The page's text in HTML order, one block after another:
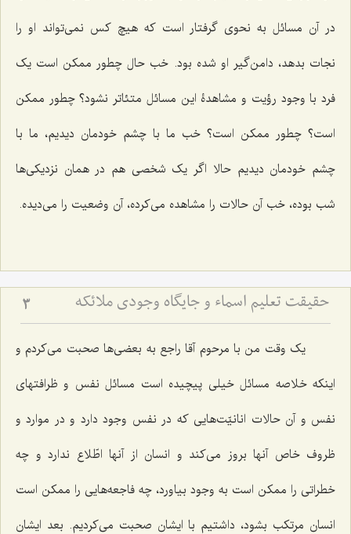
در آن مسائل به نحوی گرفتار است که هیچ کس نمی‌تواند او را
نجات بدهد، دامن‌گیر او شده بود. خب حال چطور ممکن است یک
فرد با وجود رؤیت و مشاهدۀ این مسائل متئاتر نشود؟ چطور ممکن
است؟ چطور ممکن است؟ خب ما با چشم خودمان دیدیم، ما با
چشم خودمان دیدیم حالا اگر یک شخصی هم در همان نزدیکی‌ها
شب بوده، خب آن حالات را مشاهده می‌کرده، آن وضعیت را می‌دیده.
حقیقت تعلیم اسماء و جایگاه وجودی ملائکه 3
یک وقت من با مرحوم آقا راجع به بعضی‌ها صحبت می‌کردم و
اینکه خلاصه مسائل خیلی پیچیده است مسائل نفس و ظرافتهای
نفس و آن حالات انانیّت‌هایی که در نفس وجود دارد و در موارد و
ظروف خاص آنها بروز می‌کند و انسان از آنها اطّلاع ندارد و چه
خطراتی را ممکن است به وجود بیاورد، چه فاجعه‌هایی را ممکن است
انسان مرتکب بشود، داشتیم با ایشان صحبت می‌کردیم. بعد ایشان